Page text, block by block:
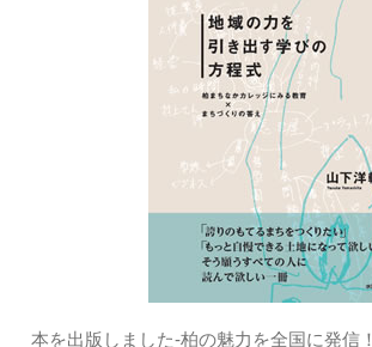
本を出版しました‐柏の魅力を全国に発信！